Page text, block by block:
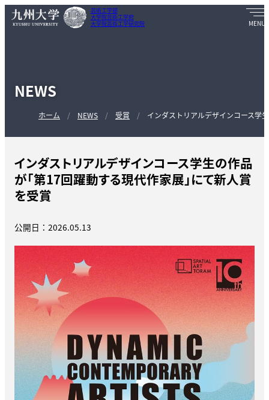
芸術工学部
大学院芸術工学府
大学院芸術工学研究院
NEWS
ホーム NEWS 受賞 インダストリアルデザインコース学
インダストリアルデザインコース学生の作品
が「第17回躍動する現代作家展」にて新人賞
を受賞
公開日：2026.05.13